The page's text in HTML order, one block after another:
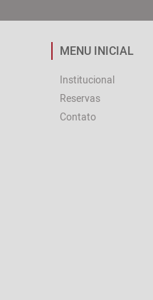
MENU INICIAL
Institucional
Reservas
Contato